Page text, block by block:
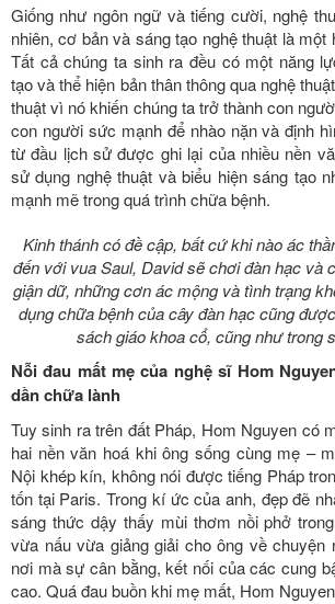
Giống như ngôn ngữ và tiếng cười, nghệ
nhiên, cơ bản và sáng tạo nghệ thuật là một
Tất cả chúng ta sinh ra đều có một năng
tạo và thể hiện bản thân thông qua nghệ
thuật vì nó khiến chúng ta trở thành con
con người sức mạnh để nhào nặn và định
từ đầu lịch sử được ghi lại của nhiều nền
sử dụng nghệ thuật và biểu hiện sáng tạo
mạnh mẽ trong quá trình chữa bệnh.
Kinh thánh có đề cập, bất cứ khi nào ác
đến với vua Saul, David sẽ chơi đàn hạc và
giận dữ, những cơn ác mộng và tình trạng
dụng chữa bệnh của cây đàn hạc cũng
sách giáo khoa cổ, cũng như trong
Nỗi đau mất mẹ của nghệ sĩ Hom
dần chữa lành
Tuy sinh ra trên đất Pháp, Hom Nguyen có
hai nền văn hoá khi ông sống cùng mẹ –
Nội khép kín, không nói được tiếng Pháp
tốn tại Paris. Trong kí ức của anh, đẹp đẽ
sáng thức dậy thấy mùi thơm nồi phở
vừa nấu vừa giảng giải cho ông về chuyện
nơi mà sự cân bằng, kết nối của các cung
cao. Quá đau buồn khi mẹ mất, Hom